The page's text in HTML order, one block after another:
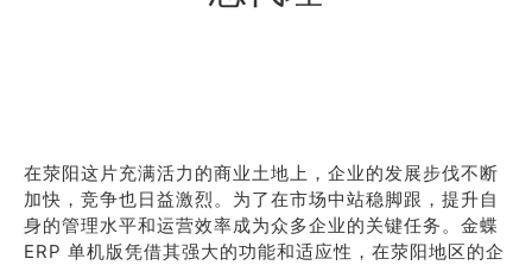
在荥阳这片充满活力的商业土地上，企业的发展步伐不断
加快，竞争也日益激烈。为了在市场中站稳脚跟，提升自
身的管理水平和运营效率成为众多企业的关键任务。金蝶
ERP 单机版凭借其强大的功能和适应性，在荥阳地区的企